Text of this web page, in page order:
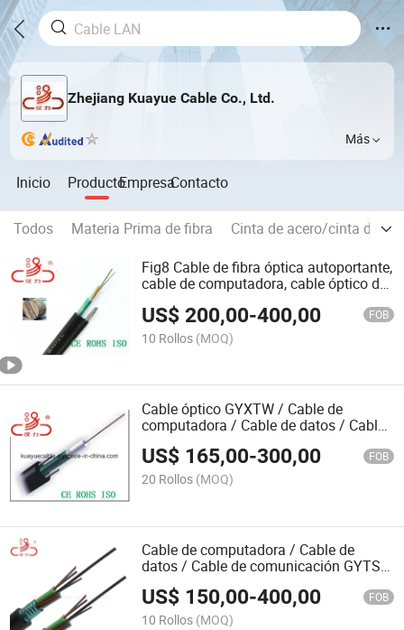
Zhejiang Kuayue Cable Co., Ltd.
Más
Inicio ProductoEmpresaContacto
Todos Materia Prima de fibra
Cinta de acero/cinta de
Fig8 Cable de fibra óptica autoportante,
cable de computadora, cable óptico de
US$200,00-400,00 FOB
10 Rollos (MOQ)
Cable óptico GYXTW / Cable de
computadora / Cable de datos / Cable
de comunicación / Conector / Cable de
audio
US$ 165,00-300,00 FOB
20 Rollos (MOQ)
Cable de computadora / Cable de
datos / Cable de comunicación GYTS
Cable óptico
US$ 150,00-400,00 FOB
10 Rollos (MOQ)